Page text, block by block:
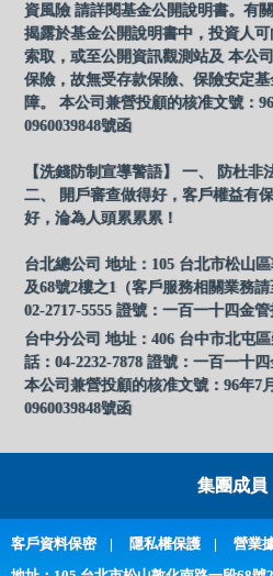
資風險 請詳閱基金公開說明書。有
揭露於基金公開說明書中，投資人
索取，或至公開資訊觀測站及 本公
保險，故無受存款保險、保險安定
障。 本公司兼營投顧的核准文號：
0960039848號函
【洗錢防制宣導警語】 一、 防杜非
二、 開戶審查做得好，客戶權益有
好，淪為人頭累累累！
台北總公司 地址：105 台北市松山
及68號2樓之1（客戶服務相關業務
02-2717-5555 證號：一百一十四金
台中分公司 地址：406 台中市北屯
話：04-2232-7878 證號：一百一十
本公司兼營投顧的核准文號：96年7
0960039848號函
集團成員
客戶資料保密 隱私權保護 營業